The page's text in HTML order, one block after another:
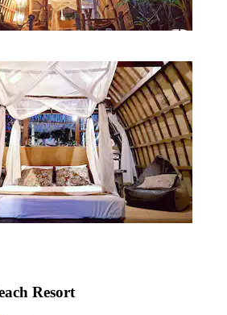
Resort